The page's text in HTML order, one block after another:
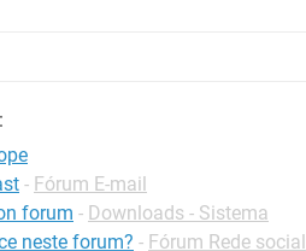
- Fórum E-mail
forum - Downloads - Sistema
neste forum? - Fórum Rede social